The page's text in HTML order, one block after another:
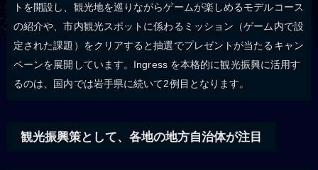
トを開設し、観光地を巡りながらゲームが楽しめるモデルコース
の紹介や、市内観光スポットに係わるミッション（ゲーム内で設
定された課題）をクリアすると抽選でプレゼントが当たるキャン
ペーンを展開しています。Ingress を本格的に観光振興に活用す
るのは、国内では岩手県に続いて2例目となります。
観光振興策として、各地の地方自治体が注目